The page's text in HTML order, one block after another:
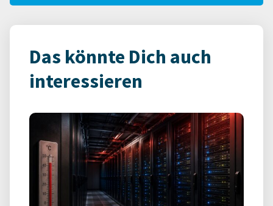
Das könnte Dich auch
interessieren